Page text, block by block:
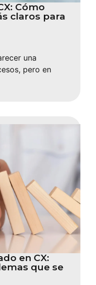
Cómo
claros para
una
pero en
en CX:
que se